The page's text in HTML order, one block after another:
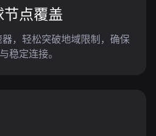
点覆盖
，轻松突破地域限制，确保
稳定连接。